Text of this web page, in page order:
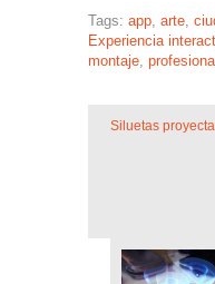
Tags: app, arte,
Experiencia
montaje, profesional
Siluetas